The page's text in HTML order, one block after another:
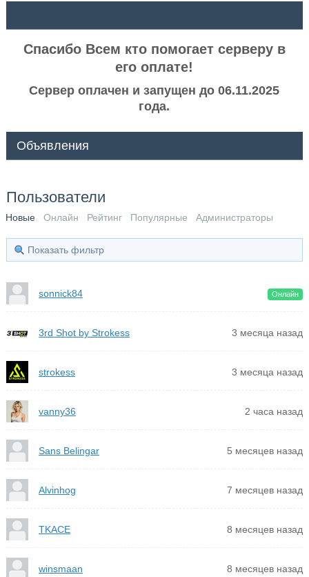
Спасибо Всем кто помогает серверу в
его оплате!
Сервер оплачен и запущен до 06.11.2025
года.
Объявления
Пользователи
Новые Онлайн Рейтинг Популярные Администраторы
Показать фильтр
sonnick84 Онлайн
3rd Shot by Strokess 3 месяца назад
strokess 3 месяца назад
vanny36 2 часа назад
Sans Belingar 5 месяцев назад
Alvinhog 7 месяцев назад
TKACE 8 месяцев назад
winsmaan 8 месяцев назад